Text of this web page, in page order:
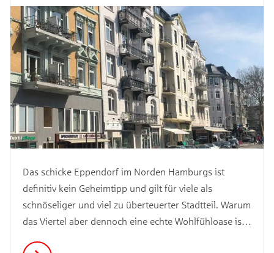
Das schicke Eppendorf im Norden Hamburgs ist
definitiv kein Geheimtipp und gilt für viele als
schnöseliger und viel zu überteuerter Stadtteil. Warum
das Viertel aber dennoch eine echte Wohlfühloase ist,